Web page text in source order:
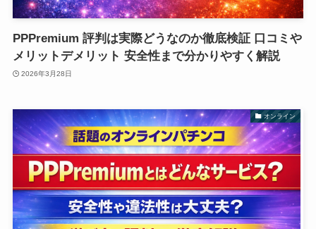
PPPremium 評判は実際どうなのか徹底検証 口コミや
メリットデメリット 安全性まで分かりやすく解説
2026年3月28日
オンライン